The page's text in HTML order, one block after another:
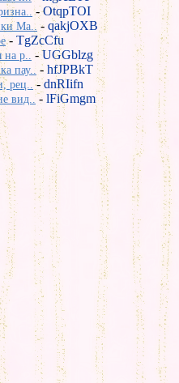
-OtqpTOI
Ma.. - qakjOXB
- TgZcCfu
на р.. -UGGblzg
пау.. - hfJPBkT
рец..-dnRIifn
вид..- lFiGmgm